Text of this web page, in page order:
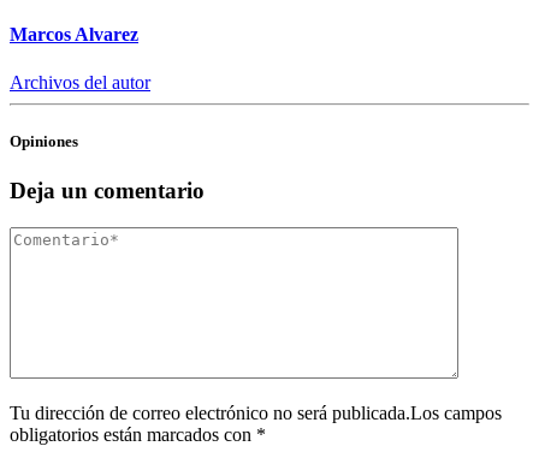
Marcos Alvarez
Archivos del autor
Opiniones
Deja un comentario
Tu dirección de correo electrónico no será publicada.Los campos
obligatorios están marcados con *